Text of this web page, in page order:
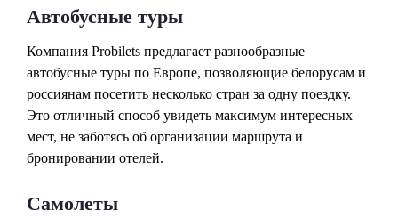
Автобусные туры
Компания Probilets предлагает разнообразные
автобусные туры по Европе, позволяющие белорусам и
россиянам посетить несколько стран за одну поездку.
Это отличный способ увидеть максимум интересных
мест, не заботясь об организации маршрута и
бронировании отелей.
Самолеты